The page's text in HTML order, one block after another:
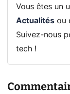
Vous êtes un
Actualitésou
Suivez-nous
tech !